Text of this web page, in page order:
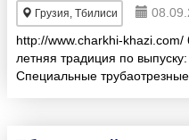
Грузия, Тбилиси
http://www.charkhi-khazi.com/
летняя традиция по выпуску:
Специальные трубаотрезные
трубаразрезные для